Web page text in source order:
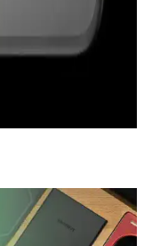
ve Android'e Geri